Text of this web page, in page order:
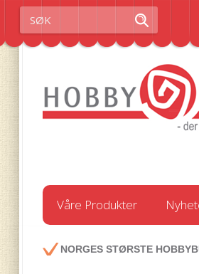
Våre Produkter
NORGES STØRSTE